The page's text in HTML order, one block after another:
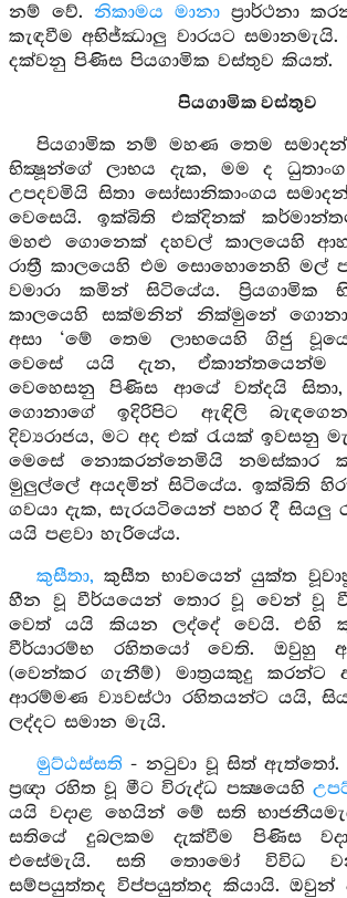
නම් වේ. නිකාමය මානා ප්‍රාර්ථනා
කැඳවීම අභිජ්ඣාලු වාරයට
දක්වනු පිණිස පියගාමික වස්තුව කියත්.
පියගාමික වස්තුව
පියගාමික නම් මහණ තෙම
භික්‍ෂූන්ගේ ලාභය දැක, මම ද
උපදවමියි සිතා සෝසානිකාංගය
වෙසෙයි. ඉක්බිති එක්දිනක්
මහළු ගොනෙක් දහවල් කාලයෙහි
රාත්‍රී කාලයෙහි එම සොහොනෙහි මල්
වමාරා කමින් සිටියේය. ප්‍රියගාමික
කාලයෙහි සක්මනින් නික්මුනේ
අසා ‘මේ තෙම ලාභයෙහි ගිජු
වෙසේ යයි දැන, ඒකාන්තයෙන්ම
වෙහෙසනු පිණිස ආයේ වත්දයි
ගොනාගේ ඉදිරිපිට ඇඳිලි
දිව්‍යරාජය, මට අද එක් රැයක් ඉවසනු
මෙසේ නොකරන්නෙමියි නමස්කාර
මුලුල්ලේ අයදමින් සිටියේය. ඉක්බිති
ගවයා දැක, සැරයටියෙන් පහර දී සියලු
යයි පළවා හැරියේය.
කුසීතා, කුසීත භාවයෙන් යුක්ත
හීන වූ වීර්යයෙන් තොර වූ වෙන් වූ
වෙත් යයි කියන ලද්දේ වෙයි. එහි
වීර්යාරම්භ රහිතයෝ වෙති. ඔවුහු
(වෙන්කර ගැනීම්) මාත්‍රයකුදු කරන්ට
ආරම්මණ ව්‍යවස්ථා රහිතයන්ට යයි,
ලද්දට සමාන මැයි.
මුට්ඨස්සති - නටුවා වූ සිත් ඇත්තෝ.
ප්‍රඥා රහිත වූ මීට විරුද්ධ පක්‍ෂයෙහි
යයි වදාළ හෙයින් මේ සති
සතියේ දුබලකම දැක්වීම පිණිස
එසේමැයි. සති තොමෝ විවිධ
සම්පයුත්තද විප්පයුත්තද කියායි.